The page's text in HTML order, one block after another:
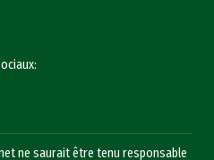
ne saurait être tenu responsable